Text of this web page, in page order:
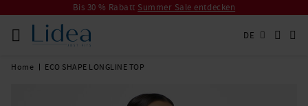
Bis 30 % Rabatt Summer Sale entdecken
DE
Home ECO SHAPE LONGLINE TOP